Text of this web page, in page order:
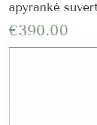
apyrankė
€390.00